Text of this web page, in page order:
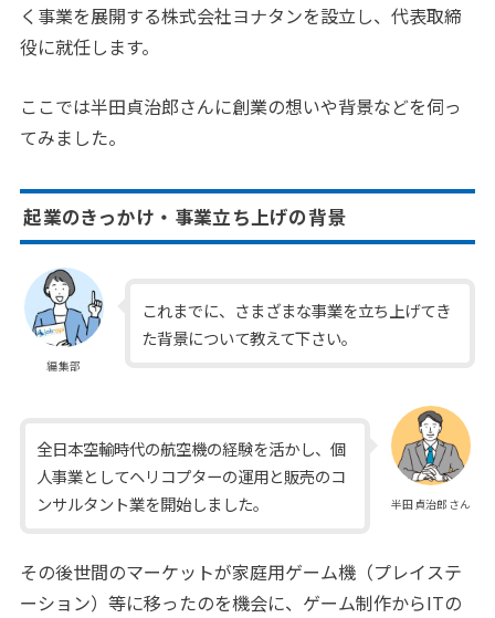
く事業を展開する株式会社ヨナタンを設立し、代表取締
役に就任します。
ここでは半田貞治郎さんに創業の想いや背景などを伺っ
てみました。
起業のきっかけ・事業立ち上げの背景
編集部
これまでに、さまざまな事業を立ち上げてき
た背景について教えて下さい。
半田貞治郎さん
全日本空輸時代の航空機の経験を活かし、個
人事業としてヘリコプターの運用と販売のコ
ンサルタント業を開始しました。
その後世間のマーケットが家庭用ゲーム機（プレイステ
ーション）等に移ったのを機会に、ゲーム制作からITの